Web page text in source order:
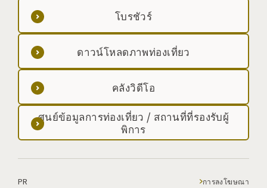
โบรชัวร์
ดาวน์โหลดภาพท่องเที่ยว
คลังวิดีโอ
ศูนย์ข้อมูลการท่องเที่ยว / สถานที่ที่รองรับผู้
พิการ
PR การลงโฆษณา